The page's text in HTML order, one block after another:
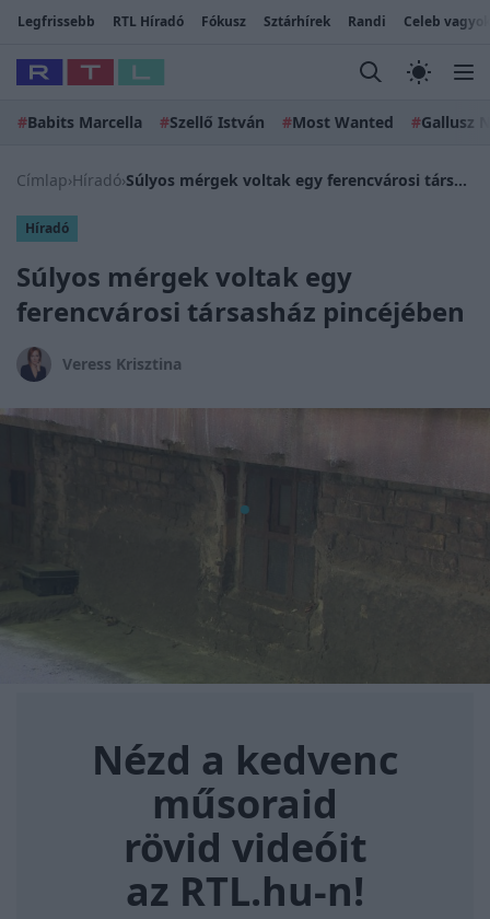
Legfrissebb RTL Híradó Fókusz Sztárhírek Randi Celeb
#Babits Marcella #Szellő István #Most Wanted #Gallusz
Címlap›Híradó› Súlyos mérgek voltak egy ferencvárosi társasház pincéjében
Híradó
Súlyos mérgek voltak egy
ferencvárosi társasház pincéjében
Veress Krisztina
Nézd a kedvenc
műsoraid
rövid videóit
az RTL.hu-n!